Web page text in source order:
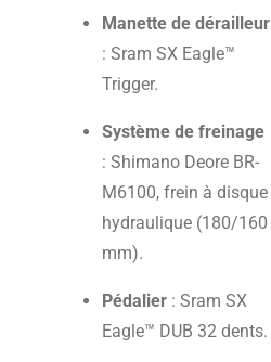
Manette de dérailleur
: Sram SX Eagle™
Trigger.
Système de freinage
: Shimano Deore BR-
M6100, frein à disque
hydraulique (180/160
mm).
Pédalier : Sram SX
Eagle™ DUB 32 dents.